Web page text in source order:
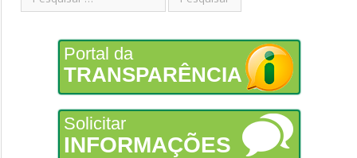
Portal da
TRANSPARÊNCIA
Solicitar
INFORMAÇÕES